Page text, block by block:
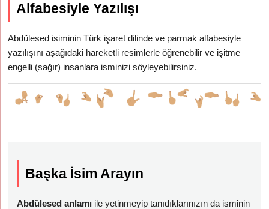
Alfabesiyle Yazılışı
Abdülesed isiminin Türk işaret dilinde ve parmak alfabesiyle
yazılışını aşağıdaki hareketli resimlerle öğrenebilir ve işitme
engelli (sağır) insanlara isminizi söyleyebilirsiniz.
Başka İsim Arayın
Abdülesed anlamı ile yetinmeyip tanıdıklarınızın da isminin